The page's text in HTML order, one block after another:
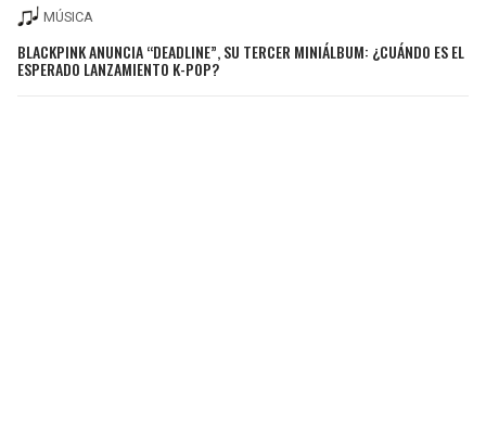
MÚSICA
BLACKPINK ANUNCIA “DEADLINE”, SU TERCER MINIÁLBUM: ¿CUÁNDO ES EL
ESPERADO LANZAMIENTO K-POP?